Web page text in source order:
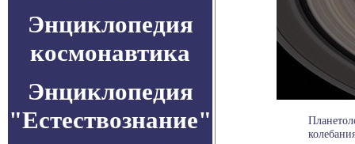
Энциклопедия
космонавтика
Энциклопедия
"Естествознание"